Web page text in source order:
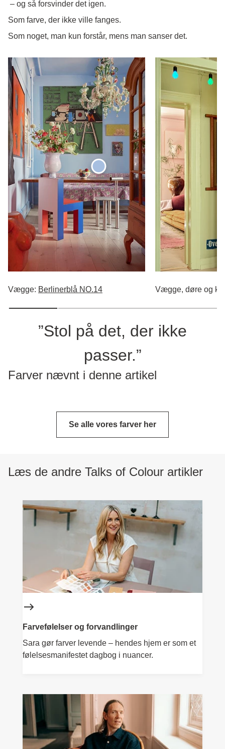
– og så forsvinder det igen.
Som farve, der ikke ville fanges.
Som noget, man kun forstår, mens man sanser det.
Vægge: Berlinerblå NO.14 Vægge, døre og
”Stol på det, der ikke
passer.”
Farver nævnt i denne artikel
Se alle vores farver her
Læs de andre Talks of Colour artikler
Farvefølelser og forvandlinger
Sara gør farver levende – hendes hjem er som et
følelsesmanifestet dagbog i nuancer.